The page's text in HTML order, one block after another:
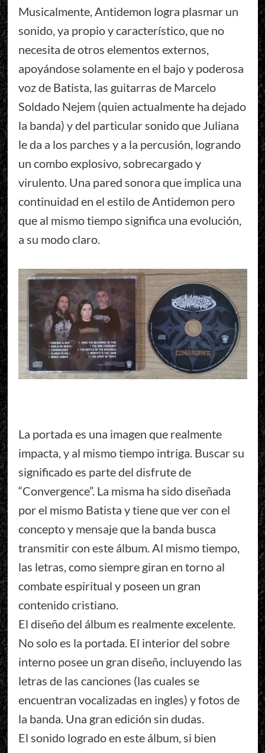
Musicalmente, Antidemon logra plasmar un
sonido, ya propio y característico, que no
necesita de otros elementos externos,
apoyándose solamente en el bajo y poderosa
voz de Batista, las guitarras de Marcelo
Soldado Nejem (quien actualmente ha dejado
la banda) y del particular sonido que Juliana
le da a los parches y a la percusión, logrando
un combo explosivo, sobrecargado y
virulento. Una pared sonora que implica una
continuidad en el estilo de Antidemon pero
que al mismo tiempo significa una evolución,
a su modo claro.
La portada es una imagen que realmente
impacta, y al mismo tiempo intriga. Buscar su
significado es parte del disfrute de
“Convergence”. La misma ha sido diseñada
por el mismo Batista y tiene que ver con el
concepto y mensaje que la banda busca
transmitir con este álbum. Al mismo tiempo,
las letras, como siempre giran en torno al
combate espiritual y poseen un gran
contenido cristiano.
El diseño del álbum es realmente excelente.
No solo es la portada. El interior del sobre
interno posee un gran diseño, incluyendo las
letras de las canciones (las cuales se
encuentran vocalizadas en ingles) y fotos de
la banda. Una gran edición sin dudas.
El sonido logrado en este álbum, si bien